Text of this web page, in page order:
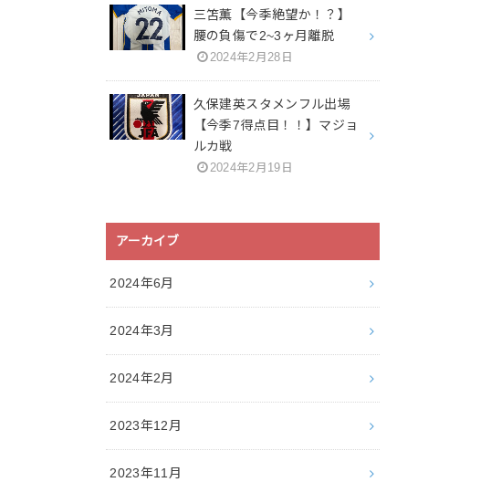
三笘薫【今季絶望か！？】
腰の負傷で2~3ヶ月離脱
2024年2月28日
久保建英スタメンフル出場
【今季7得点目！！】マジョ
ルカ戦
2024年2月19日
アーカイブ
2024年6月
2024年3月
2024年2月
2023年12月
2023年11月